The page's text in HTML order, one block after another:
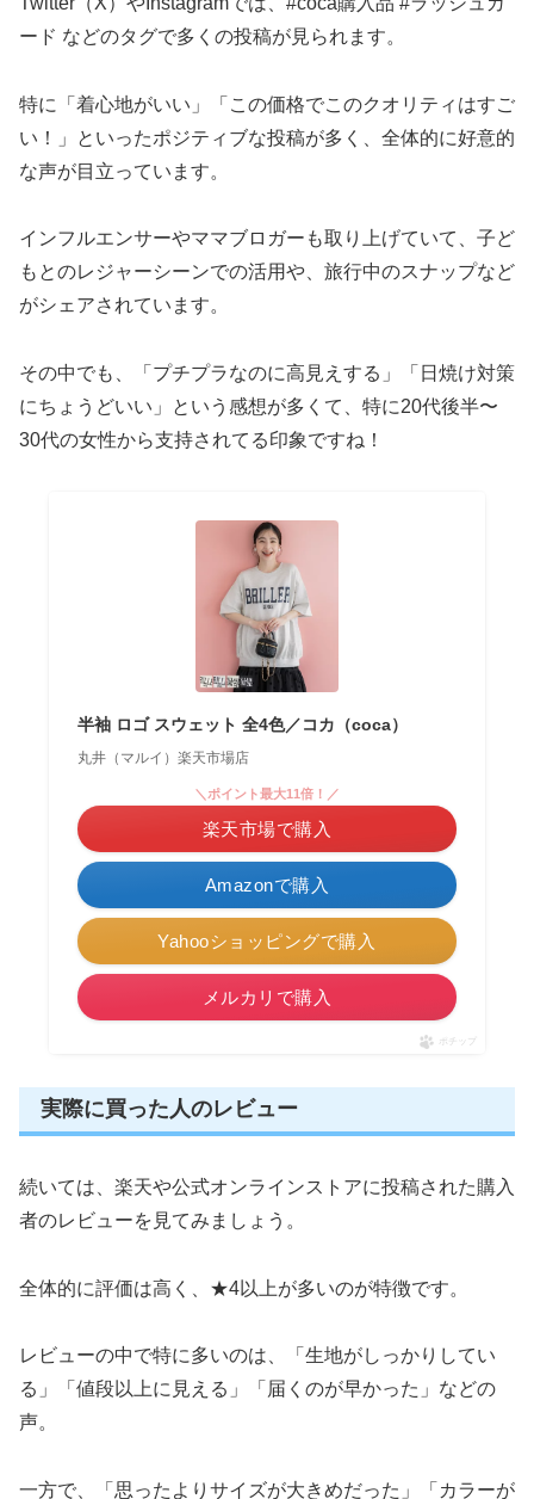
ード などのタグで多くの投稿が見られます。
特に「着心地がいい」「この価格でこのクオリティはすご
い！」といったポジティブな投稿が多く、全体的に好意的
な声が目立っています。
インフルエンサーやママブロガーも取り上げていて、子ど
もとのレジャーシーンでの活用や、旅行中のスナップなど
がシェアされています。
その中でも、「プチプラなのに高見えする」「日焼け対策
にちょうどいい」という感想が多くて、特に20代後半〜
30代の女性から支持されてる印象ですね！
半袖 ロゴ スウェット 全4色／コカ（coca）
丸井（マルイ）楽天市場店
Amazonで購入
＼ポイント最大11倍！／
楽天市場で購入
Yahooショッピングで購入
メルカリで購入
ポチップ
実際に買った人のレビュー
続いては、楽天や公式オンラインストアに投稿された購入
者のレビューを見てみましょう。
全体的に評価は高く、★4以上が多いのが特徴です。
レビューの中で特に多いのは、「生地がしっかりしてい
る」「値段以上に見える」「届くのが早かった」などの
声。
一方で、「思ったよりサイズが大きめだった」「カラーが